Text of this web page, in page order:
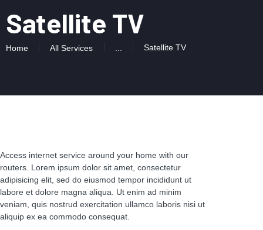
Satellite TV
Home All Services Satellite TV
Access internet service around your home with our
routers. Lorem ipsum dolor sit amet, consectetur
adipisicing elit, sed do eiusmod tempor incididunt ut
labore et dolore magna aliqua. Ut enim ad minim
veniam, quis nostrud exercitation ullamco laboris nisi ut
aliquip ex ea commodo consequat.